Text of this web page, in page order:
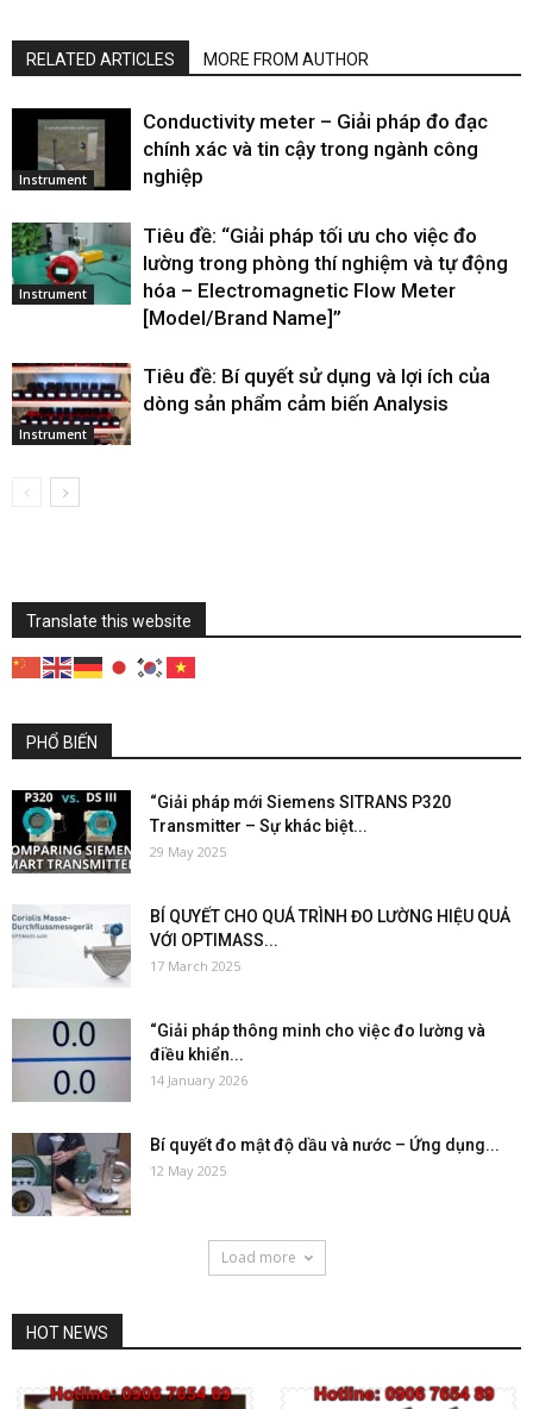
RELATED ARTICLES MORE FROM AUTHOR
Instrument
Conductivity meter – Giải pháp đo đạc
chính xác và tin cậy trong ngành công
nghiệp
Instrument
Tiêu đề: “Giải pháp tối ưu cho việc đo
lường trong phòng thí nghiệm và tự động
hóa – Electromagnetic Flow Meter
[Model/Brand Name]”
Instrument
Tiêu đề: Bí quyết sử dụng và lợi ích của
dòng sản phẩm cảm biến Analysis
Translate this website
PHỔ BIẾN
“Giải pháp mới Siemens SITRANS P320
Transmitter – Sự khác biệt...
29 May 2025
BÍ QUYẾT CHO QUÁ TRÌNH ĐO LƯỜNG HIỆU QUẢ
VỚI OPTIMASS...
17 March 2025
“Giải pháp thông minh cho việc đo lường và
điều khiển...
14 January 2026
Bí quyết đo mật độ dầu và nước – Ứng dụng...
12 May 2025
Load more
HOT NEWS